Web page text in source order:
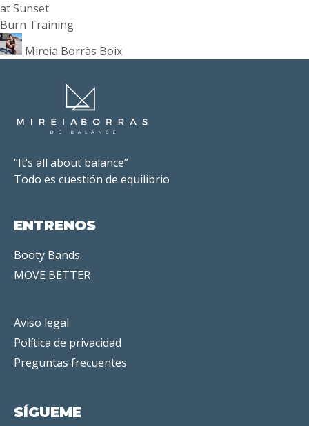
at Sunset
Burn Training
Mireia Borràs Boix
“It’s all about balance”
Todo es cuestión de equilibrio
ENTRENOS
Booty Bands
MOVE BETTER
Aviso legal
Política de privacidad
Preguntas frecuentes
SÍGUEME